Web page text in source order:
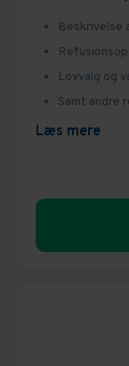
Beskrivelse
Lovvalg og
Samt andre
Læs mere